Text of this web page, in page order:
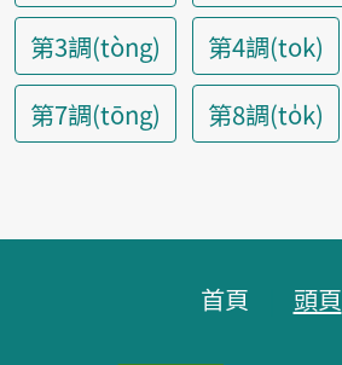
第3調(tòng)
第4調(tok)
第7調(tōng)
第8調(to̍k)
首頁 頭頁